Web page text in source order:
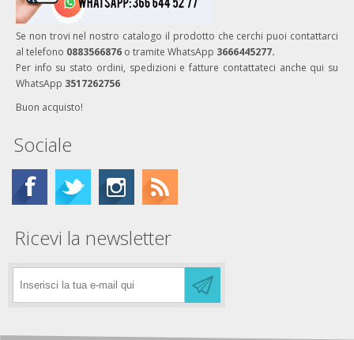
Se non trovi nel nostro catalogo il prodotto che cerchi puoi contattarci
al telefono 0883566876 o tramite WhatsApp 3666445277.
Per info su stato ordini, spedizioni e fatture contattateci anche qui su
WhatsApp 3517262756
Buon acquisto!
Sociale
Ricevi la newsletter